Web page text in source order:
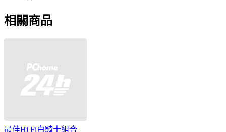
相關商品
最佳Hi Fi白騎士組合